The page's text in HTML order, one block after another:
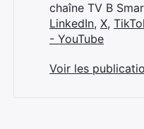
chaîne TV B
LinkedIn, X,
- YouTube
Voir les